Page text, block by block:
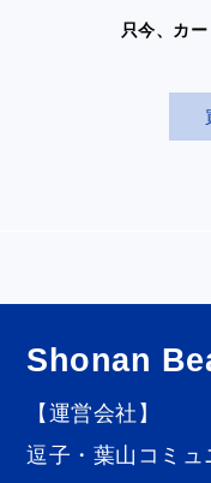
只今、カ
Shonan
【運営会社】
逗子・葉山コミ